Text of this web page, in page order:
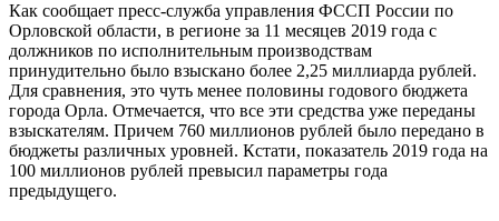
Как сообщает пресс-служба управления ФССП России по
Орловской области, в регионе за 11 месяцев 2019 года с
должников по исполнительным производствам
принудительно было взыскано более 2,25 миллиарда рублей.
Для сравнения, это чуть менее половины годового бюджета
города Орла. Отмечается, что все эти средства уже переданы
взыскателям. Причем 760 миллионов рублей было передано в
бюджеты различных уровней. Кстати, показатель 2019 года на
100 миллионов рублей превысил параметры года
предыдущего.